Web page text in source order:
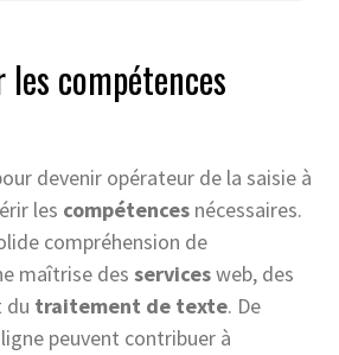
compétences
devenir opérateur de la saisie à
les compétences nécessaires.
compréhension de
maîtrise des servicesweb, des
du traitement de texte. De
peuvent contribuer à